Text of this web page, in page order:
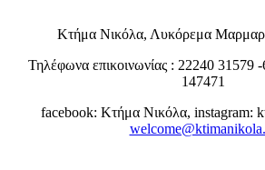
Κτήμα Νικόλα, Λυκόρεμα
Τηλέφωνα επικοινωνίας : 22240 31579
147471
facebook: Κτήμα Νικόλα, instagram: